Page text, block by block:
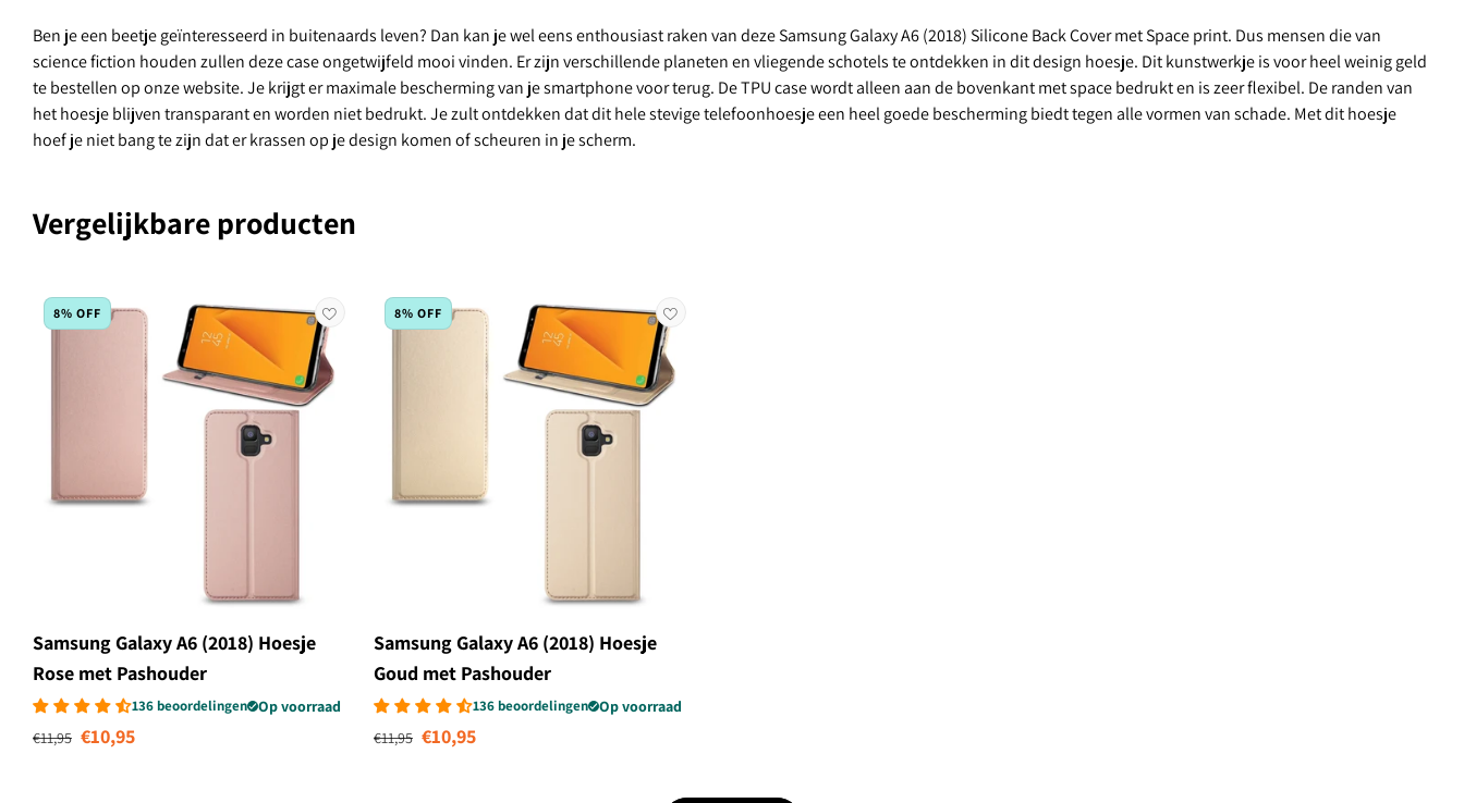
Ben je een beetje geïnteresseerd in buitenaards leven? Dan kan je wel eens enthousiast raken van deze Samsung Galaxy A6 (2018) Silicone Back Cover met Space print. Dus mensen die van
science fiction houden zullen deze case ongetwijfeld mooi vinden. Er zijn verschillende planeten en vliegende schotels te ontdekken in dit design hoesje. Dit kunstwerkje is voor heel weinig geld
te bestellen op onze website. Je krijgt er maximale bescherming van je smartphone voor terug. De TPU case wordt alleen aan de bovenkant met space bedrukt en is zeer flexibel. De randen van
het hoesje blijven transparant en worden niet bedrukt. Je zult ontdekken dat dit hele stevige telefoonhoesje een heel goede bescherming biedt tegen alle vormen van schade. Met dit hoesje
hoef je niet bang te zijn dat er krassen op je design komen of scheuren in je scherm.
Vergelijkbare producten
8% OFF
Samsung Galaxy A6 (2018) Hoesje
Rose met Pashouder
136 beoordelingen Op voorraad
Normale prijs
€11,95 Aanbiedingsprijs
€10,95
8% OFF
Samsung Galaxy A6 (2018) Hoesje
Goud met Pashouder
136 beoordelingen Op voorraad
Normale prijs
€11,95 Aanbiedingsprijs
€10,95